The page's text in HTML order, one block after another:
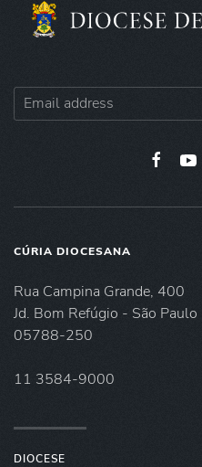
CÚRIA DIOCESANA
Rua Campina Grande, 400
Jd. Bom Refúgio - São Paulo
05788-250
11 3584-9000
DIOCESE